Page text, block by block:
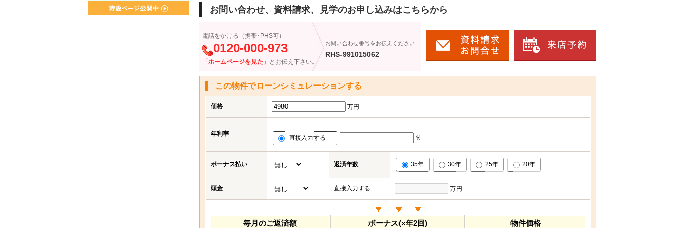
お問い合わせ、資料請求、見学のお申し込みはこちらから
電話をかける（携帯･PHS可）
0120-000-973
「ホームページを見た」 とお伝え下さい。
お問い合わせ番号をお伝えください
RHS-991015062
この物件でローンシミュレーションする
価格 万円
年利率
直接入力する ％
ボーナス払い 返済年数 35年 30年 25年 20年
頭金 直接入力する 万円
毎月のご返済額 ボーナス(×年2回) 物件価格